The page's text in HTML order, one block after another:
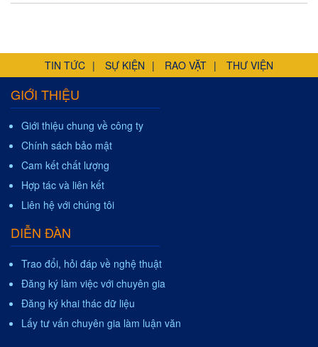
TIN TỨC SỰ KIỆN RAO VẶT THƯ VIỆN
GIỚI THIỆU
Giới thiệu chung về công ty
Chính sách bảo mật
Cam kết chất lượng
Hợp tác và liên kết
Liên hệ với chúng tôi
DIỄN ĐÀN
Trao đổi, hỏi đáp về nghệ thuật
Đăng ký làm việc với chuyên gia
Đăng ký khai thác dữ liệu
Lấy tư vấn chuyên gia làm luận văn